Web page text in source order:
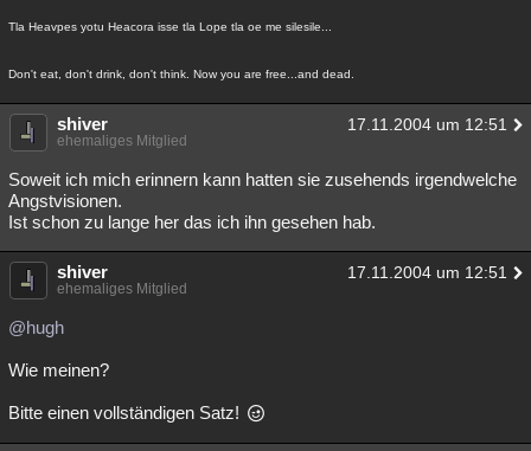
Tla Heavpes yotu Heacora isse tla Lope tla oe me silesile...
Don't eat, don't drink, don't think. Now you are free...and dead.
shiver 17.11.2004 um 12:51
ehemaliges Mitglied
Soweit ich mich erinnern kann hatten sie zusehends irgendwelche
Angstvisionen.
Ist schon zu lange her das ich ihn gesehen hab.
shiver 17.11.2004 um 12:51
ehemaliges Mitglied
@hugh
Wie meinen?
Bitte einen vollständigen Satz!